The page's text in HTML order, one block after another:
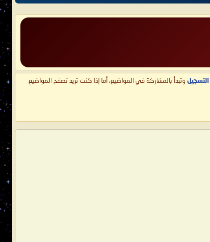
التسجيل وتبدأ بالمشاركة في المواضيع، أما إذا كنت تريد تصفح المواضيع